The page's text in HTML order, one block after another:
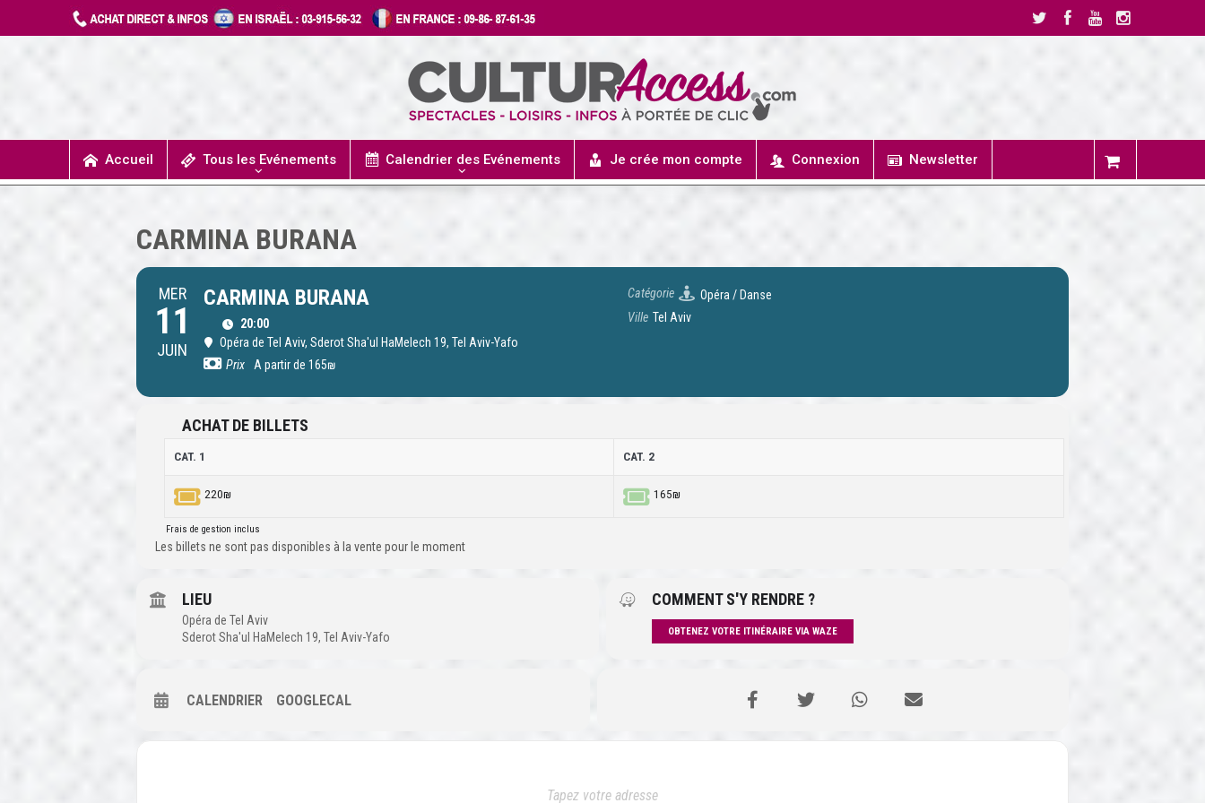
Accueil Tous les Evénements Calendrier des Evénements Je crée mon compte Connexion Newsletter
CARMINA BURANA
MER
11
JUIN
CARMINA BURANA
20:00
Opéra de Tel Aviv, Sderot Sha'ul HaMelech 19, Tel Aviv-Yafo
Prix
A partir de 165₪
Catégorie
Opéra / Danse
Ville Tel Aviv
ACHAT DE BILLETS
CAT. 1 CAT. 2
220₪ 165₪
Frais de gestion inclus
Les billets ne sont pas disponibles à la vente pour le moment
LIEU
Opéra de Tel Aviv
Sderot Sha'ul HaMelech 19, Tel Aviv-Yafo
COMMENT S'Y RENDRE ?
OBTENEZ VOTRE ITINÉRAIRE VIA WAZE
CALENDRIER GOOGLECAL